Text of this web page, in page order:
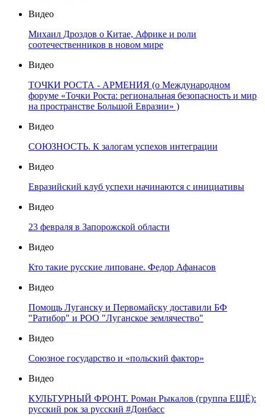
Видео
Михаил Дроздов о Китае, Африке и роли
соотечественников в новом мире
Видео
ТОЧКИ РОСТА - АРМЕНИЯ (о Международном
форуме «Точки Роста: региональная безопасность и мир
на пространстве Большой Евразии» )
Видео
СОЮЗНОСТЬ. К залогам успехов интеграции
Видео
Евразийский клуб успехи начинаются с инициативы
Видео
23 февраля в Запорожской области
Видео
Кто такие русские липоване. Федор Афанасов
Видео
Помощь Луганску и Первомайску доставили БФ
"Ратибор" и РОО "Луганское землячество"
Видео
Союзное государство и «польский фактор»
Видео
КУЛЬТУРНЫЙ ФРОНТ. Роман Рыкалов (группа ЕЩЁ):
русский рок за русский #Донбасс